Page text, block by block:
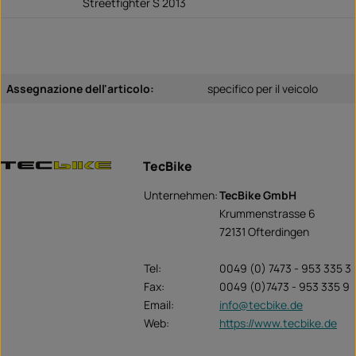
Assegnazione dell'articolo: specifico per il veicolo
TecBike
Unternehmen:TecBike GmbH
Krummenstrasse 6
72131 Ofterdingen
Tel:
0049 (0) 7473 - 953 335 3
Fax:
0049 (0)7473 - 953 335 9
Email:
info@tecbike.de
Web:
https://www.tecbike.de